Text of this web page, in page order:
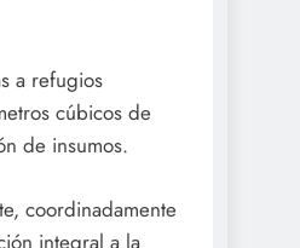
a refugios
cúbicos de
de insumos.
coordinadamente
integral a la